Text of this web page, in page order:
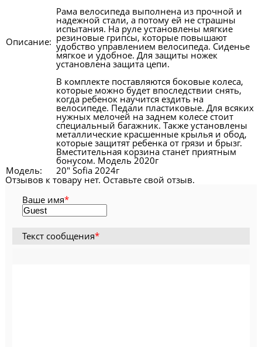
Описание:
Рама велосипеда выполнена из прочной и
надежной стали, а потому ей не страшны
испытания. На руле установлены мягкие
резиновые грипсы, которые повышают
удобство управлением велосипеда. Сиденье
мягкое и удобное. Для защиты ножек
установлена защита цепи.
В комплекте поставляются боковые колеса,
которые можно будет впоследствии снять,
когда ребенок научится ездить на
велосипеде. Педали пластиковые. Для всяких
нужных мелочей на заднем колесе стоит
специальный багажник. Также установлены
металлические красшенные крылья и обод,
которые защитят ребенка от грязи и брызг.
Вместительная корзина станет приятным
бонусом. Модель 2020г
Модель:
20" Sofia 2024г
Отзывов к товару нет. Оставьте свой отзыв.
Ваше имя*
Текст сообщения*